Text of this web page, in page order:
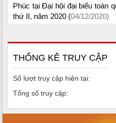
Phúc tại Đại hội đại biểu toàn
thứ II, năm 2020 (04/12/2020)
THỐNG KÊ TRUY CẬP
Số lượt truy cập hiện tại:
Tổng số truy cập: